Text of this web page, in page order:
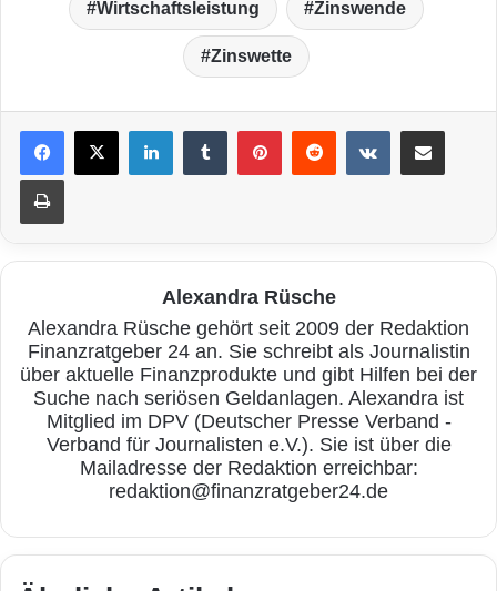
Wirtschaftsleistung Zinswende
Zinswette
LinkedIn VKontakte
Drucken
Alexandra Rüsche
Alexandra Rüsche gehört seit 2009 der Redaktion
Finanzratgeber 24 an. Sie schreibt als Journalistin
über aktuelle Finanzprodukte und gibt Hilfen bei der
Suche nach seriösen Geldanlagen. Alexandra ist
Mitglied im DPV (Deutscher Presse Verband -
Verband für Journalisten e.V.). Sie ist über die
Mailadresse der Redaktion erreichbar:
redaktion@finanzratgeber24.de